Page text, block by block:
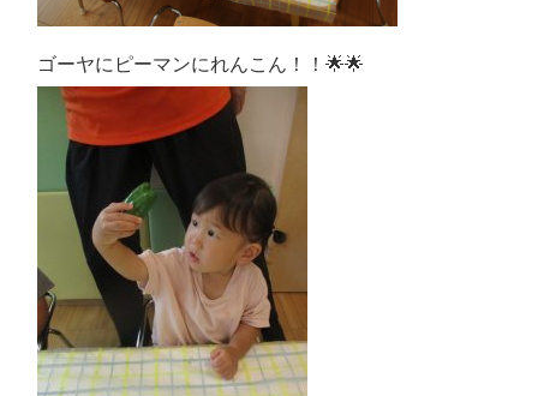
ゴーヤにピーマンにれんこん！！🌟🌟